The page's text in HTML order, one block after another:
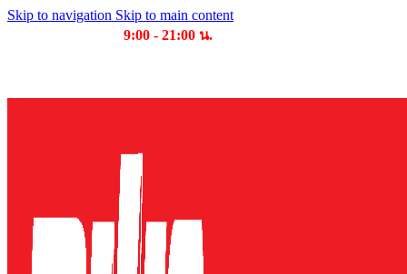
Skip to navigation Skip to main content
9:00 - 21:00 น.